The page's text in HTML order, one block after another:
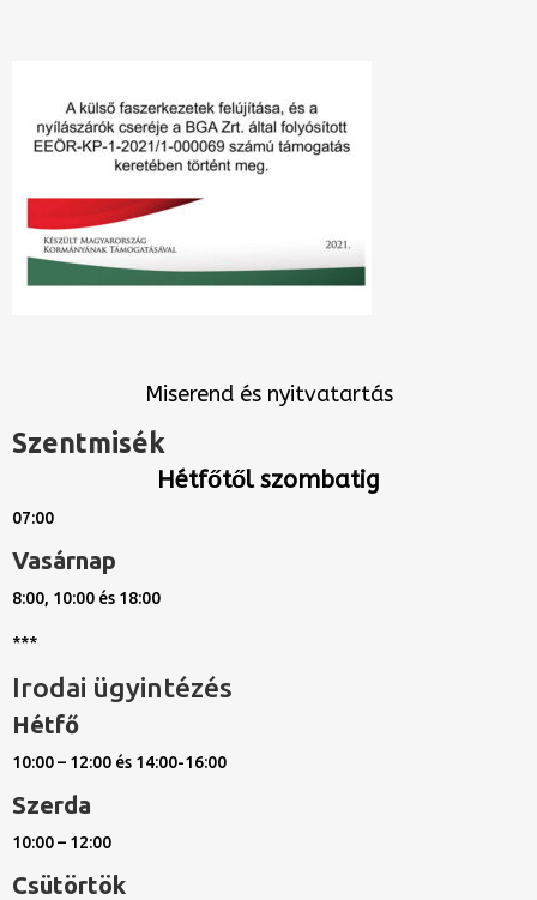
Miserend és nyitvatartás
Szentmisék
Hétfőtől szombatig
07:00
Vasárnap
8:00, 10:00 és 18:00
***
Irodai ügyintézés
Hétfő
10:00 – 12:00 és 14:00-16:00
Szerda
10:00 – 12:00
Csütörtök